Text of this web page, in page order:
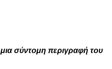
σύντομη περιγραφή του